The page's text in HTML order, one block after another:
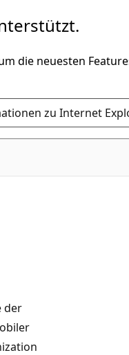
die neuesten
zu Internet
der